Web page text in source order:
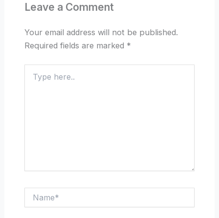
Leave a Comment
Your email address will not be published.
Required fields are marked *
here..